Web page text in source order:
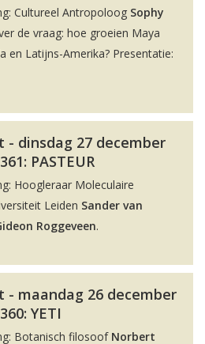
Cultureel Antropoloog Sophy
de vraag: hoe groeien Maya
en Latijns-Amerika? Presentatie:
- dinsdag 27 december
PASTEUR
Hoogleraar Moleculaire
Leiden Sander van
Roggeveen.
- maandag 26 december
YETI
Botanisch filosoof Norbert